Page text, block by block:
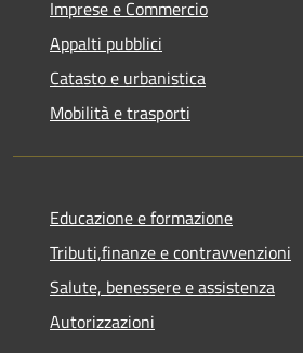
Imprese e Commercio
Appalti pubblici
Catasto e urbanistica
Mobilità e trasporti
Educazione e formazione
Tributi,finanze e contravvenzioni
Salute, benessere e assistenza
Autorizzazioni